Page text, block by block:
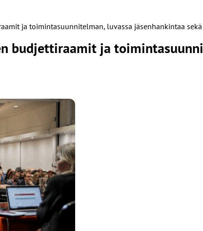
ja toimintasuunnitelman, luvassa jäsenhankintaa
budjettiraamit ja